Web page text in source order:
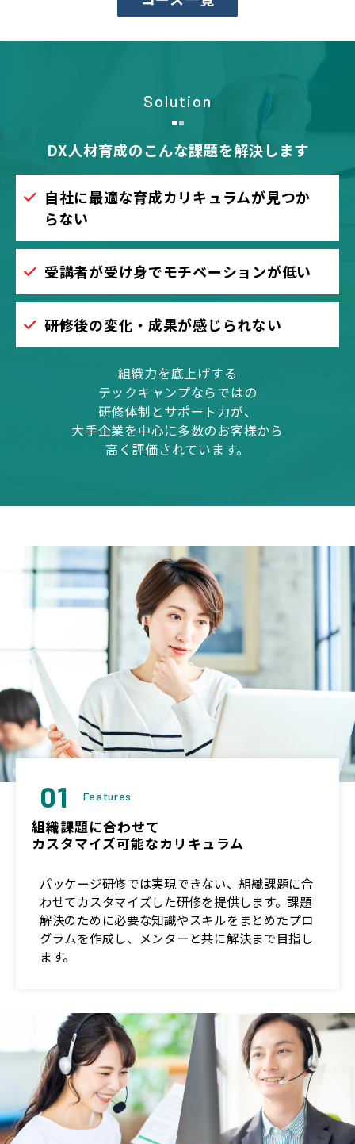
Solution
DX人材育成のこんな課題を解決します
自社に最適な育成カリキュラムが見つか
らない
受講者が受け身でモチベーションが低い
研修後の変化・成果が感じられない
組織力を底上げする
テックキャンプならではの
研修体制とサポート力が、
大手企業を中心に多数のお客様から
高く評価されています。
01 Features
組織課題に合わせて
カスタマイズ可能なカリキュラム
パッケージ研修では実現できない、組織課題に合
わせてカスタマイズした研修を提供します。課題
解決のために必要な知識やスキルをまとめたプロ
グラムを作成し、メンターと共に解決まで目指し
ます。